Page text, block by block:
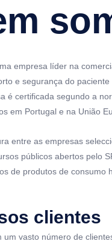
empresa líder na
e segurança do
é certificada segundo a
em Portugal e na União
entre as empresas
públicos abertos pelo
de produtos de consumo
clientes
um vasto número de